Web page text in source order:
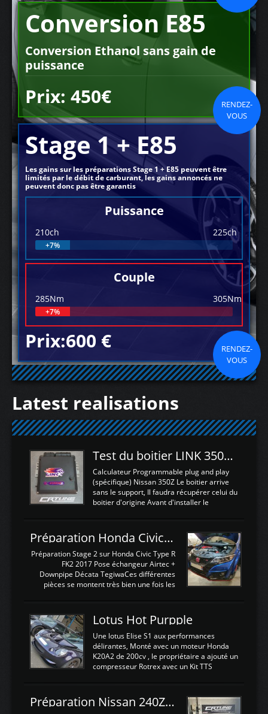
Conversion E85
Conversion Ethanol sans gain de
puissance
Prix: 450€
RENDEZ-
VOUS
Stage 1 + E85
Les gains sur les préparations Stage 1 + E85 peuvent être
limités par le débit de carburant, les gains annoncés ne
peuvent donc pas être garantis
Puissance
210ch 225ch
+7%
Couple
285Nm 305Nm
+7%
Prix:600 €
RENDEZ-
VOUS
Latest realisations
Test du boitier LINK 350Z Plugin ECU
Calculateur Programmable plug and play
(spécifique) Nissan 350Z Le boitier arrive
sans le support, Il faudra récupérer celui du
boitier d'origine Avant d'installer le
d'envoyer l'information de la large bande
dans le boitier. sydney sweeney deepfake
La sortie 0-5V de l'afr sera connectée sur
l'entrée AN Volt 8 et GndAN pour
Analogique, et Volt car l'information est une
tension (Pas une résistance variable d'un
est temps de brancher le ...
Préparation Honda Civic Type R FK2
Préparation Stage 2 sur Honda Civic Type R
FK2 2017 Pose échangeur Airtec +
Downpipe Décata TegiwaCes différentes
pièces se montent très bien une fois les
légere découpe du plastique inferieur,
negénant en rien la structure ou le
fonctionnement du fond plat. Une
reprogrammation Stage 2 est faite sur le
calculateur d'origine. Une alternative
économique au passage sur Hondata
d'origine 310cv et 400Nn , Une fois
reprogrammé et les ...
Lotus Hot Purpple
Une lotus Elise S1 aux performances
délirantes, Monté avec un moteur Honda
K20A2 de 200cv , le propriétaire a ajouté un
compresseur Rotrex avec un Kit TTS
d'augmenter la puissance de son moteur:
un watercooler a été ajouté. 300Cv sans
Préparation Nissan 240Z SR20DET